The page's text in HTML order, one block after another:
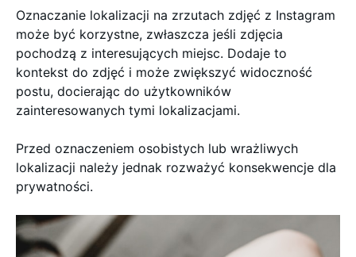
Oznaczanie lokalizacji na zrzutach zdjęć z Instagram
może być korzystne, zwłaszcza jeśli zdjęcia
pochodzą z interesujących miejsc. Dodaje to
kontekst do zdjęć i może zwiększyć widoczność
postu, docierając do użytkowników
zainteresowanych tymi lokalizacjami.
Przed oznaczeniem osobistych lub wrażliwych
lokalizacji należy jednak rozważyć konsekwencje dla
prywatności.